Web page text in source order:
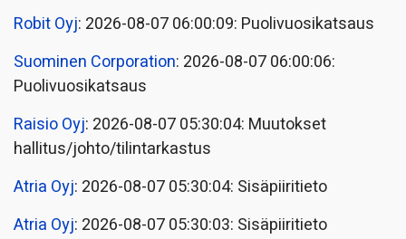
Robit Oyj: 2026-08-07 06:00:09: Puolivuosikatsaus
Suominen Corporation: 2026-08-07 06:00:06:
Puolivuosikatsaus
Raisio Oyj: 2026-08-07 05:30:04: Muutokset
hallitus/johto/tilintarkastus
Atria Oyj: 2026-08-07 05:30:04: Sisäpiiritieto
Atria Oyj: 2026-08-07 05:30:03: Sisäpiiritieto